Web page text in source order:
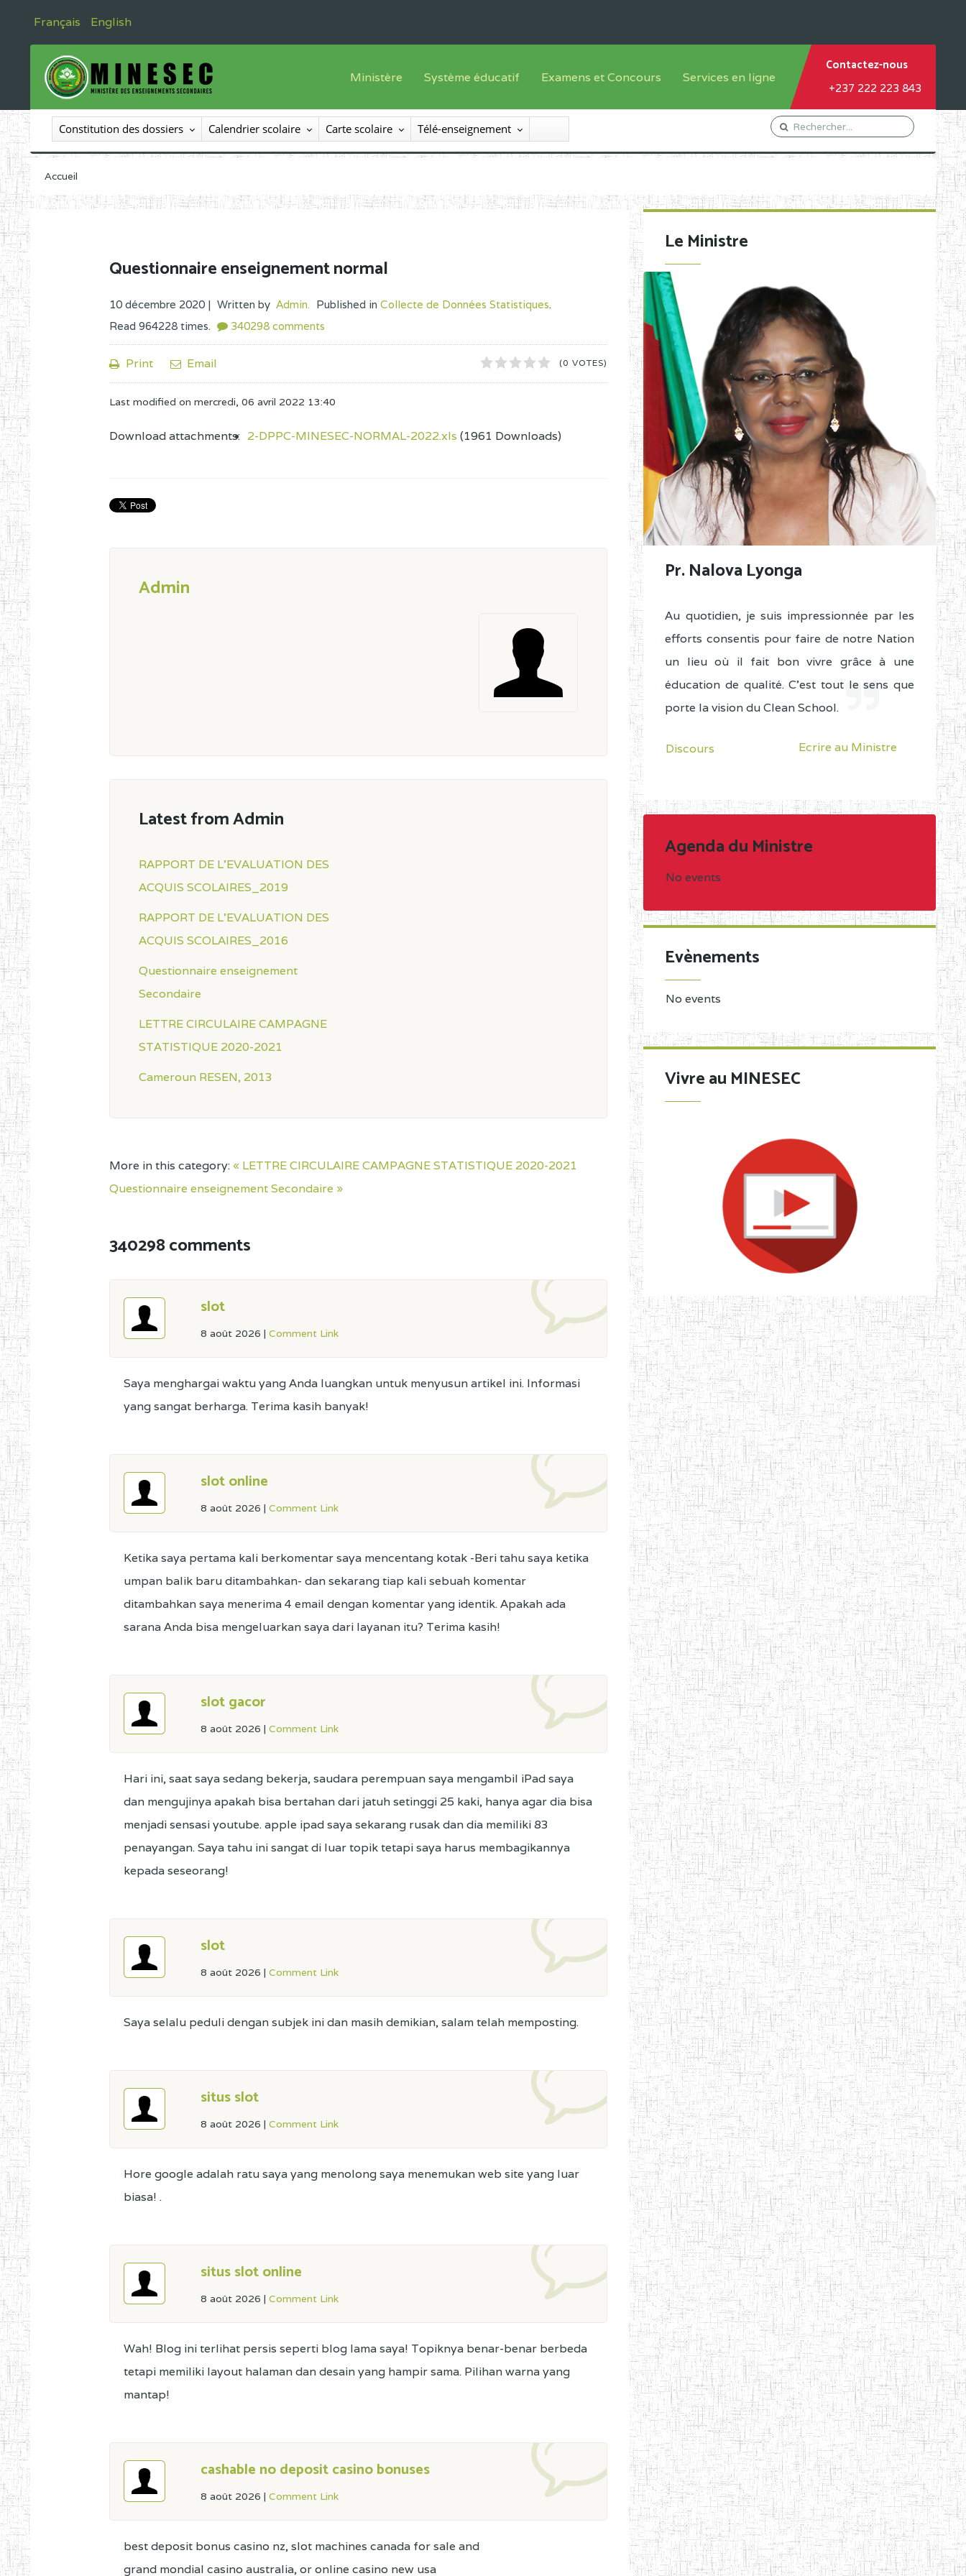
Français English
Ministère
Le Ministre
Le SEESEN
Inspection Générale des Enseignements
Organigramme
Système éducatif
Offre de formation
Sous système francophone
Progammes d'études
Examens et Concours
Inscriptions
Liste des candidats
Diplômes disponibles
Services en ligne
Orientation Conseil
Gestion du Personnel
Demande de subvention
Contactez-nous
+237 222 223 843
Constitution des dossiers Calendrier scolaire Carte scolaire Télé-enseignement
Accueil
Questionnaire enseignement normal
10 décembre 2020 | Written by Admin. Published in Collecte de Données Statistiques.
Read 964228 times. 340298 comments
Print Email 1
2
3
4
5
(0 VOTES)
Last modified on mercredi, 06 avril 2022 13:40
Download attachments: 2-DPPC-MINESEC-NORMAL-2022.xls (1961 Downloads)
Admin
Latest from Admin
RAPPORT DE L'EVALUATION DES
ACQUIS SCOLAIRES_2019
RAPPORT DE L'EVALUATION DES
ACQUIS SCOLAIRES_2016
Questionnaire enseignement
Secondaire
LETTRE CIRCULAIRE CAMPAGNE
STATISTIQUE 2020-2021
Cameroun RESEN, 2013
More in this category:« LETTRE CIRCULAIRE CAMPAGNE STATISTIQUE 2020-2021
Questionnaire enseignement Secondaire »
340298 comments
slot
8 août 2026 | Comment Link
Saya menghargai waktu yang Anda luangkan untuk menyusun artikel ini. Informasi
yang sangat berharga. Terima kasih banyak!
slot online
8 août 2026 | Comment Link
Ketika saya pertama kali berkomentar saya mencentang kotak -Beri tahu saya ketika
umpan balik baru ditambahkan- dan sekarang tiap kali sebuah komentar
ditambahkan saya menerima 4 email dengan komentar yang identik. Apakah ada
sarana Anda bisa mengeluarkan saya dari layanan itu? Terima kasih!
slot gacor
8 août 2026 | Comment Link
Hari ini, saat saya sedang bekerja, saudara perempuan saya mengambil iPad saya
dan mengujinya apakah bisa bertahan dari jatuh setinggi 25 kaki, hanya agar dia bisa
menjadi sensasi youtube. apple ipad saya sekarang rusak dan dia memiliki 83
penayangan. Saya tahu ini sangat di luar topik tetapi saya harus membagikannya
kepada seseorang!
slot
8 août 2026 | Comment Link
Saya selalu peduli dengan subjek ini dan masih demikian, salam telah memposting.
situs slot
8 août 2026 | Comment Link
Hore google adalah ratu saya yang menolong saya menemukan web site yang luar
biasa! .
situs slot online
8 août 2026 | Comment Link
Wah! Blog ini terlihat persis seperti blog lama saya! Topiknya benar-benar berbeda
tetapi memiliki layout halaman dan desain yang hampir sama. Pilihan warna yang
mantap!
cashable no deposit casino bonuses
8 août 2026 | Comment Link
best deposit bonus casino nz, slot machines canada for sale and
grand mondial casino australia, or online casino new usa
Le Ministre
Pr. Nalova Lyonga
Au quotidien, je suis impressionnée par les
efforts consentis pour faire de notre Nation
un lieu où il fait bon vivre grâce à une
éducation de qualité. C'est tout le sens que
porte la vision du Clean School.
Discours Ecrire au Ministre
Agenda du Ministre
No events
Evènements
No events
Vivre au MINESEC